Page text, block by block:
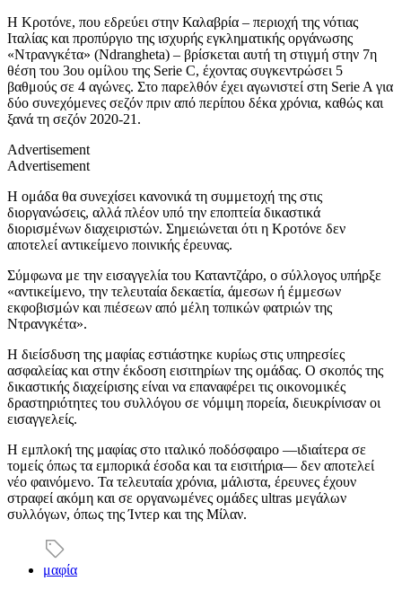
Η Κροτόνε, που εδρεύει στην Καλαβρία – περιοχή της νότιας
Ιταλίας και προπύργιο της ισχυρής εγκληματικής οργάνωσης
«Ντρανγκέτα» (Ndrangheta) – βρίσκεται αυτή τη στιγμή στην 7η
θέση του 3ου ομίλου της Serie C, έχοντας συγκεντρώσει 5
βαθμούς σε 4 αγώνες. Στο παρελθόν έχει αγωνιστεί στη Serie A για
δύο συνεχόμενες σεζόν πριν από περίπου δέκα χρόνια, καθώς και
ξανά τη σεζόν 2020-21.
Advertisement
Advertisement
Η ομάδα θα συνεχίσει κανονικά τη συμμετοχή της στις
διοργανώσεις, αλλά πλέον υπό την εποπτεία δικαστικά
διορισμένων διαχειριστών. Σημειώνεται ότι η Κροτόνε δεν
αποτελεί αντικείμενο ποινικής έρευνας.
Σύμφωνα με την εισαγγελία του Καταντζάρο, ο σύλλογος υπήρξε
«αντικείμενο, την τελευταία δεκαετία, άμεσων ή έμμεσων
εκφοβισμών και πιέσεων από μέλη τοπικών φατριών της
Ντρανγκέτα».
Η διείσδυση της μαφίας εστιάστηκε κυρίως στις υπηρεσίες
ασφαλείας και στην έκδοση εισιτηρίων της ομάδας. Ο σκοπός της
δικαστικής διαχείρισης είναι να επαναφέρει τις οικονομικές
δραστηριότητες του συλλόγου σε νόμιμη πορεία, διευκρίνισαν οι
εισαγγελείς.
Η εμπλοκή της μαφίας στο ιταλικό ποδόσφαιρο —ιδιαίτερα σε
τομείς όπως τα εμπορικά έσοδα και τα εισιτήρια— δεν αποτελεί
νέο φαινόμενο. Τα τελευταία χρόνια, μάλιστα, έρευνες έχουν
στραφεί ακόμη και σε οργανωμένες ομάδες ultras μεγάλων
συλλόγων, όπως της Ίντερ και της Μίλαν.
μαφία